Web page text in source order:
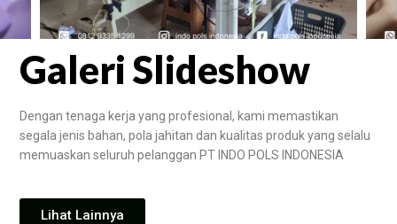
Galeri Slideshow
Dengan tenaga kerja yang profesional, kami memastikan
segala jenis bahan, pola jahitan dan kualitas produk yang selalu
memuaskan seluruh pelanggan PT INDO POLS INDONESIA
Lihat Lainnya